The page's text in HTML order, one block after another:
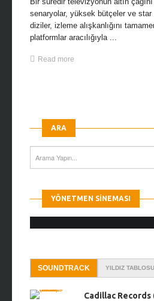
senaryolar, yüksek bütçeler ve
diziler, izleme alışkanlığını
platformlar aracılığıyla ...
Read more
ARA
YÖNETMEN SINEMASI
SOUNDTRACK YILDIZ TABLOSU
Cadillac Records